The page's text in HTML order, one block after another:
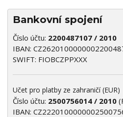
Bankovní spojení
Číslo účtu: 2200487107 / 2010
IBAN:
SWIFT: FIOBCZPPXXX
Učet pro platby ze zahraničí (EUR)
Číslo účtu: 2500756014 / 2010
IBAN: